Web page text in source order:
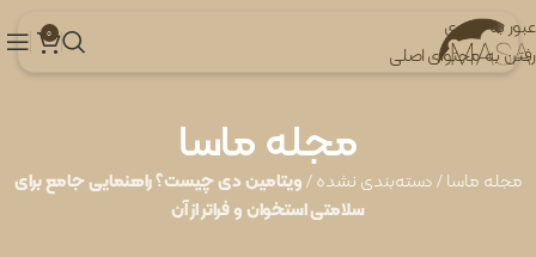
عبور به ناوبری
رفتن به محتوای اصلی
0
مجله ماسا
مجله ماسا/دسته‌بندی نشده/ویتامین دی چیست؟ راهنمایی جامع برای
سلامتی استخوان و فراتر از آن